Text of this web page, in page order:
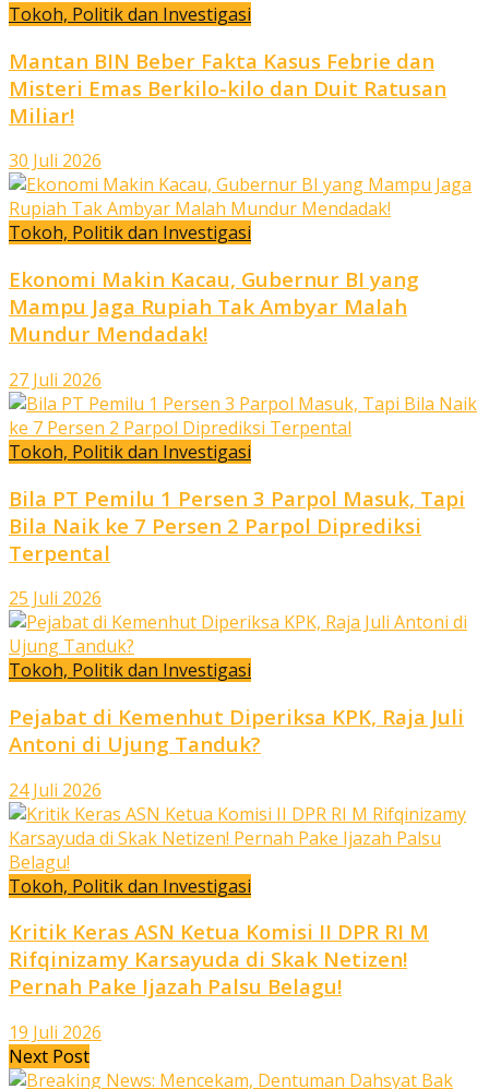
Tokoh, Politik dan Investigasi
Mantan BIN Beber Fakta Kasus Febrie dan
Misteri Emas Berkilo-kilo dan Duit Ratusan
Miliar!
30 Juli 2026
Tokoh, Politik dan Investigasi
Ekonomi Makin Kacau, Gubernur BI yang
Mampu Jaga Rupiah Tak Ambyar Malah
Mundur Mendadak!
27 Juli 2026
Tokoh, Politik dan Investigasi
Bila PT Pemilu 1 Persen 3 Parpol Masuk, Tapi
Bila Naik ke 7 Persen 2 Parpol Diprediksi
Terpental
25 Juli 2026
Tokoh, Politik dan Investigasi
Pejabat di Kemenhut Diperiksa KPK, Raja Juli
Antoni di Ujung Tanduk?
24 Juli 2026
Tokoh, Politik dan Investigasi
Kritik Keras ASN Ketua Komisi II DPR RI M
Rifqinizamy Karsayuda di Skak Netizen!
Pernah Pake Ijazah Palsu Belagu!
19 Juli 2026
Next Post